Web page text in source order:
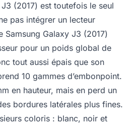
(2017) est toutefois le seul
pas intégrer un lecteur
Samsung Galaxy J3 (2017)
pour un poids global de
tout aussi épais que son
10 gammes d’embonpoint.
en hauteur, mais en perd un
bordures latérales plus fines.
coloris : blanc, noir et